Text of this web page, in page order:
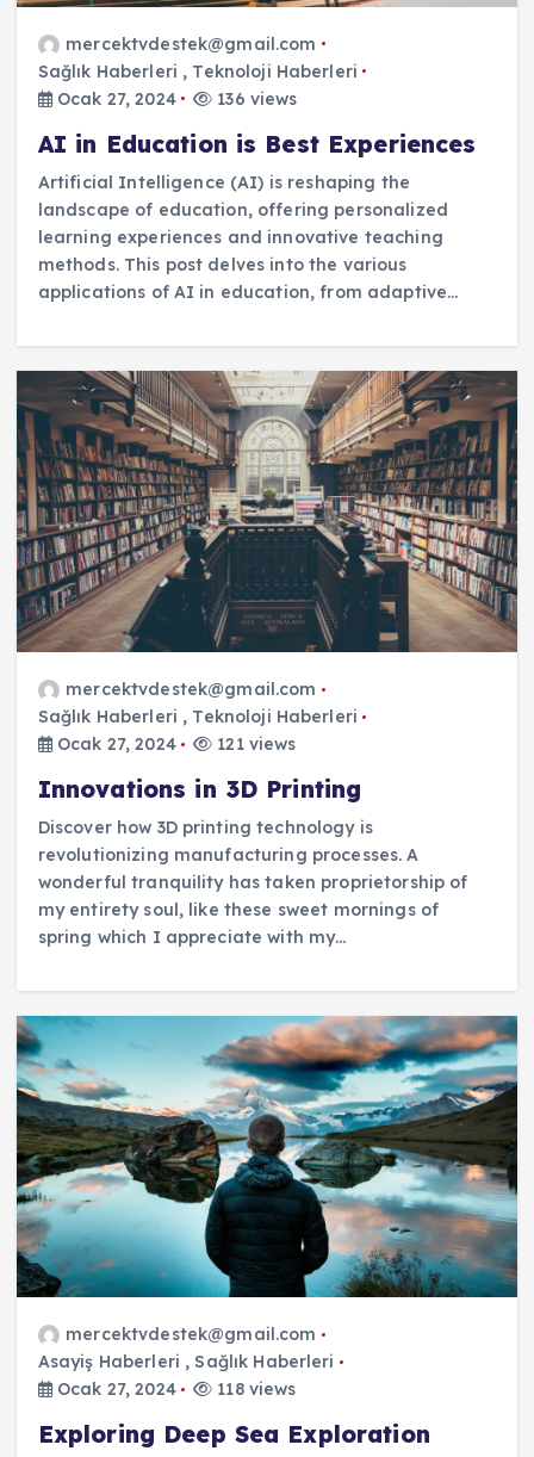
mercektvdestek@gmail.com
Sağlık Haberleri , Teknoloji Haberleri
Ocak 27, 2024
136 views
AI in Education is Best Experiences
Artificial Intelligence (AI) is reshaping the
landscape of education, offering personalized
learning experiences and innovative teaching
methods. This post delves into the various
applications of AI in education, from adaptive…
mercektvdestek@gmail.com
Sağlık Haberleri , Teknoloji Haberleri
Ocak 27, 2024
121 views
Innovations in 3D Printing
Discover how 3D printing technology is
revolutionizing manufacturing processes. A
wonderful tranquility has taken proprietorship of
my entirety soul, like these sweet mornings of
spring which I appreciate with my…
mercektvdestek@gmail.com
Asayiş Haberleri ,Sağlık Haberleri
Ocak 27, 2024
118 views
Exploring Deep Sea Exploration